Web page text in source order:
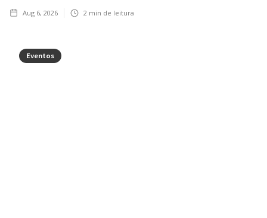
Aug 6, 2026 2 min de leitura
Eventos